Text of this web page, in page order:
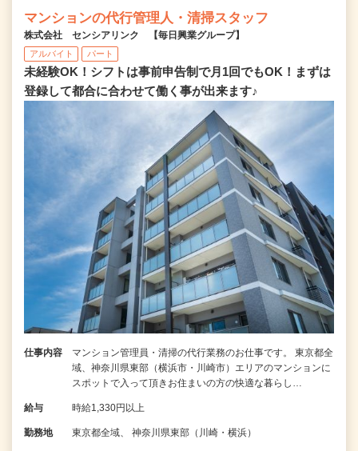
マンションの代行管理人・清掃スタッフ
株式会社 センシアリンク 【毎日興業グループ】
アルバイト パート
未経験OK！シフトは事前申告制で月1回でもOK！まずは
登録して都合に合わせて働く事が出来ます♪
仕事内容
マンション管理員・清掃の代行業務のお仕事です。 東京都全
域、神奈川県東部（横浜市・川崎市）エリアのマンションに
スポットで入って頂きお住まいの方の快適な暮らし…
給与 時給1,330円以上
勤務地 東京都全域、 神奈川県東部（川崎・横浜）